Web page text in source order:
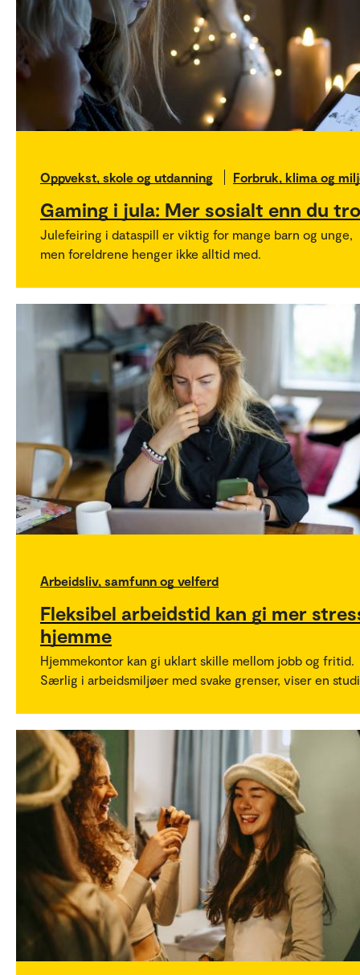
Oppvekst, skole og utdanning Forbruk, klima og
Gaming i jula: Mer sosialt enn du
Julefeiring i dataspill er viktig for mange barn og unge,
men foreldrene henger ikke alltid med.
Arbeidsliv, samfunn og velferd
Fleksibel arbeidstid kan gi mer
hjemme
Hjemmekontor kan gi uklart skille mellom jobb og fritid.
Særlig i arbeidsmiljøer med svake grenser, viser en